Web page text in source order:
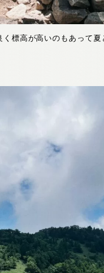
く標高が高いのもあって夏